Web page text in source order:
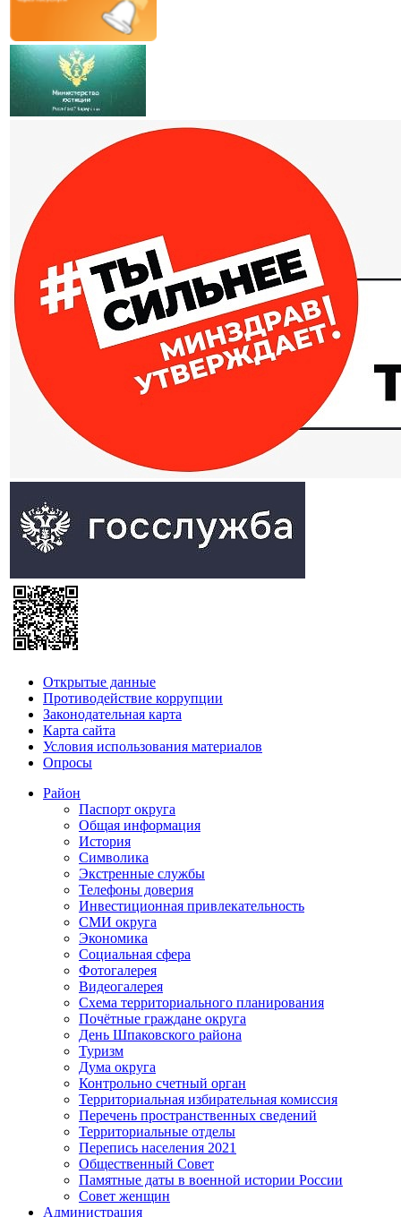
Открытые данные
Противодействие коррупции
Законодательная карта
Карта сайта
Условия использования материалов
Опросы
Район
Паспорт округа
Общая информация
История
Символика
Экстренные службы
Телефоны доверия
Инвестиционная привлекательность
СМИ округа
Экономика
Социальная сфера
Фотогалерея
Видеогалерея
Схема территориального планирования
Почётные граждане округа
День Шпаковского района
Туризм
Дума округа
Контрольно счетный орган
Территориальная избирательная комиссия
Перечень пространственных сведений
Территориальные отделы
Перепись населения 2021
Общественный Совет
Памятные даты в военной истории России
Совет женщин
Администрация